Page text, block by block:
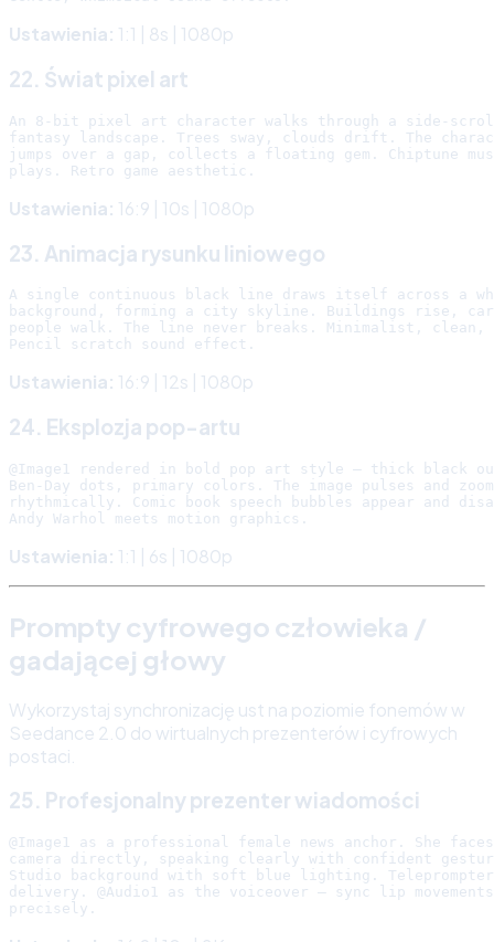
Ustawienia: 1:1 | 8s | 1080p
22. Świat pixel art
An 8-bit pixel art character walks through a side-
fantasy landscape. Trees sway, clouds drift. The
jumps over a gap, collects a floating gem. Chiptune
Ustawienia: 16:9 | 10s | 1080p
23. Animacja rysunku liniowego
A single continuous black line draws itself across a
background, forming a city skyline. Buildings rise,
people walk. The line never breaks. Minimalist, clean,
Ustawienia: 16:9 | 12s | 1080p
24. Eksplozja pop-artu
@Image1 rendered in bold pop art style — thick black
Ben-Day dots, primary colors. The image pulses and
rhythmically. Comic book speech bubbles appear and
Ustawienia: 1:1 | 6s | 1080p
Prompty cyfrowego człowieka /
gadającej głowy
Wykorzystaj synchronizację ust na poziomie fonemów w
Seedance 2.0 do wirtualnych prezenterów i cyfrowych
postaci.
25. Profesjonalny prezenter wiadomości
@Image1 as a professional female news anchor. She
camera directly, speaking clearly with confident
Studio background with soft blue lighting.
delivery. @Audio1 as the voiceover — sync lip movements